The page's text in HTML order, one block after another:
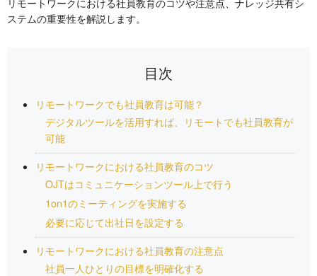
ステムの重要性を解説します。
目次
リモートワークでも社員教育は可能？
デジタルツールを活用すれば、リモートでも社員教育が
可能
リモートワークにおける社員教育のコツ
OJTはコミュニケーションツール上で行う
1on1のミーティングを実施する
必要に応じて出社日を設定する
リモートワークにおける社員教育の注意点
社員一人ひとりの目標を明確化する